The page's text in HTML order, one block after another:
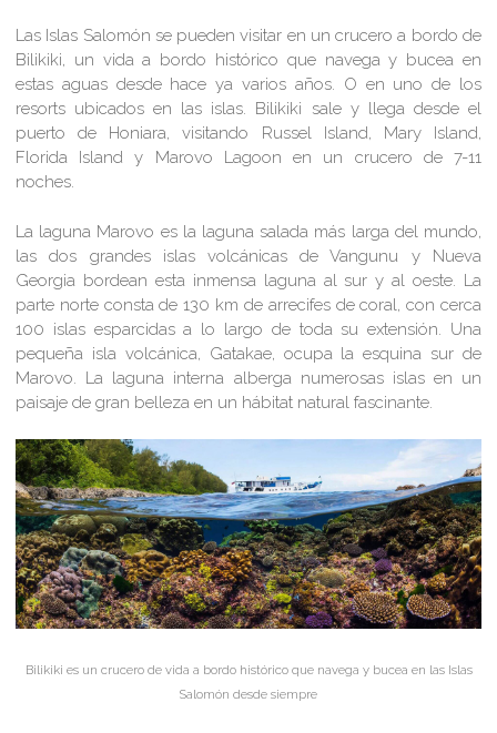
Las Islas Salomón se pueden visitar en un crucero a bordo de
Bilikiki, un vida a bordo histórico que navega y bucea en
estas aguas desde hace ya varios años. O en uno de los
resorts ubicados en las islas. Bilikiki sale y llega desde el
puerto de Honiara, visitando Russel Island, Mary Island,
Florida Island y Marovo Lagoon en un crucero de 7-11
noches.
La laguna Marovo es la laguna salada más larga del mundo,
las dos grandes islas volcánicas de Vangunu y Nueva
Georgia bordean esta inmensa laguna al sur y al oeste. La
parte norte consta de 130 km de arrecifes de coral, con cerca
100 islas esparcidas a lo largo de toda su extensión. Una
pequeña isla volcánica, Gatakae, ocupa la esquina sur de
Marovo. La laguna interna alberga numerosas islas en un
paisaje de gran belleza en un hábitat natural fascinante.
Bilikiki es un crucero de vida a bordo histórico que navega y bucea en las Islas
Salomón desde siempre